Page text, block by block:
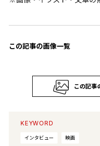
この記事の画像一覧
この記事
KEYWORD
インタビュー
映画